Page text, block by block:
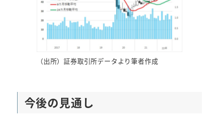
（出所）証券取引所データより筆者作成
今後の見通し